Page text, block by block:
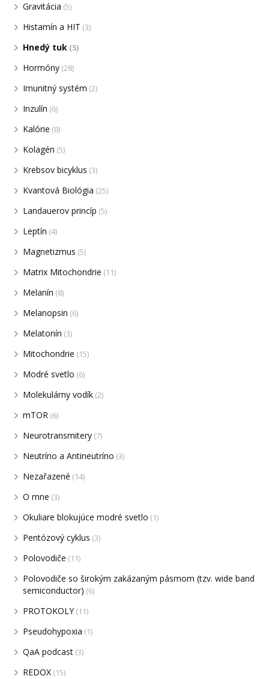
Gravitácia (5)
Histamín a HIT (3)
Hnedý tuk (5)
Hormóny (28)
Imunitný systém (2)
Inzulín (6)
Kalórie (8)
Kolagén (5)
Krebsov bicyklus (3)
Kvantová Biológia (25)
Landauerov princíp (5)
Leptín (4)
Magnetizmus (5)
Matrix Mitochondrie (11)
Melanín (8)
Melanopsin (6)
Melatonín (3)
Mitochondrie (15)
Modré svetlo (6)
Molekulárny vodík (2)
mTOR (6)
Neurotransmitery (7)
Neutríno a Antineutríno (3)
Nezařazené (14)
O mne (3)
Okuliare blokujúce modré svetlo (1)
Pentózový cyklus (3)
Polovodiče (11)
Polovodiče so širokým zakázaným pásmom (tzv. wide band
semiconductor) (6)
PROTOKOLY(11)
Pseudohypoxia (1)
QaA podcast (3)
REDOX (15)